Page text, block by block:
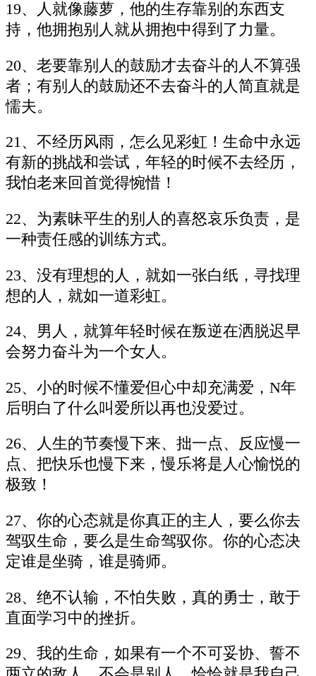
19、人就像藤萝，他的生存靠别的东西支
持，他拥抱别人就从拥抱中得到了力量。
20、老要靠别人的鼓励才去奋斗的人不算强
者；有别人的鼓励还不去奋斗的人简直就是
懦夫。
21、不经历风雨，怎么见彩虹！生命中永远
有新的挑战和尝试，年轻的时候不去经历，
我怕老来回首觉得惋惜！
22、为素昧平生的别人的喜怒哀乐负责，是
一种责任感的训练方式。
23、没有理想的人，就如一张白纸，寻找理
想的人，就如一道彩虹。
24、男人，就算年轻时候在叛逆在洒脱迟早
会努力奋斗为一个女人。
25、小的时候不懂爱但心中却充满爱，N年
后明白了什么叫爱所以再也没爱过。
26、人生的节奏慢下来、拙一点、反应慢一
点、把快乐也慢下来，慢乐将是人心愉悦的
极致！
27、你的心态就是你真正的主人，要么你去
驾驭生命，要么是生命驾驭你。你的心态决
定谁是坐骑，谁是骑师。
28、绝不认输，不怕失败，真的勇士，敢于
直面学习中的挫折。
29、我的生命，如果有一个不可妥协、誓不